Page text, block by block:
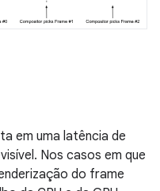
em uma latência de
Nos casos em que
do frame